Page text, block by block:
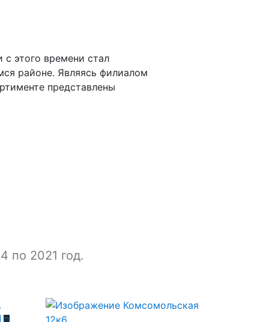
с этого времени стал
районе. Являясь филиалом
представлены
по 2021 год.